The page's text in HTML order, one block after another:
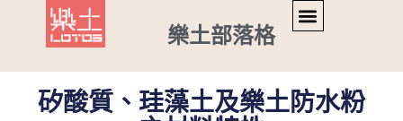
樂土部落格
矽酸質、珪藻土及樂土防水粉